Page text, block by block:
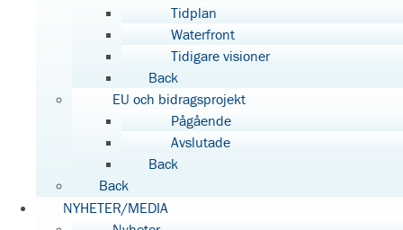
Tidplan
Waterfront
Tidigare visioner
Back
EU och bidragsprojekt
Pågående
Avslutade
Back
Back
NYHETER/MEDIA